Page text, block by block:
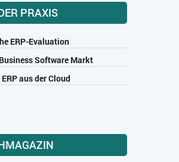
PRAXIS
ERP-Evaluation
Software Markt
aus der Cloud